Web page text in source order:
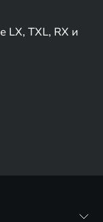
LX, TXL, RX и